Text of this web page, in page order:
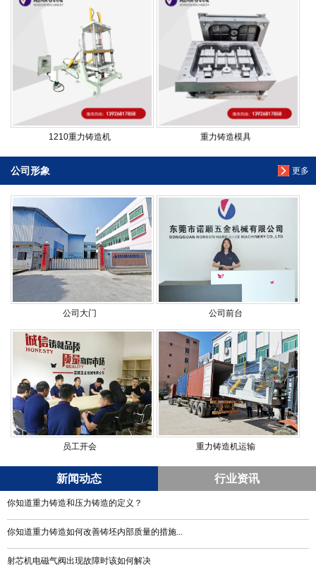
1210重力铸造机 重力铸造模具
更多
公司形象
公司大门 公司前台
员工开会 重力铸造机运输
新闻动态 行业资讯
你知道重力铸造和压力铸造的定义？
你知道重力铸造如何改善铸坯内部质量的措施...
射芯机电磁气阀出现故障时该如何解决